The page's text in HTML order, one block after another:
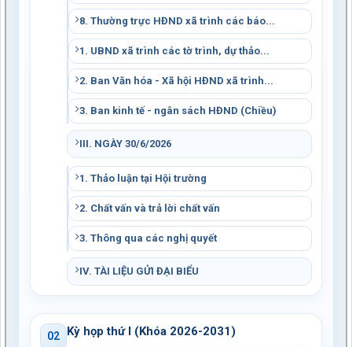
8. Thường trực HĐND xã trình các báo...
1. UBND xã trình các tờ trình, dự thảo...
2. Ban Văn hóa - Xã hội HĐND xã trình...
3. Ban kinh tế - ngân sách HĐND (Chiều)
III. NGÀY 30/6/2026
1. Thảo luận tại Hội trường
2. Chất vấn và trả lời chất vấn
3. Thông qua các nghị quyết
IV. TÀI LIỆU GỬI ĐẠI BIỂU
02 Kỳ họp thứ I (Khóa 2026-2031)